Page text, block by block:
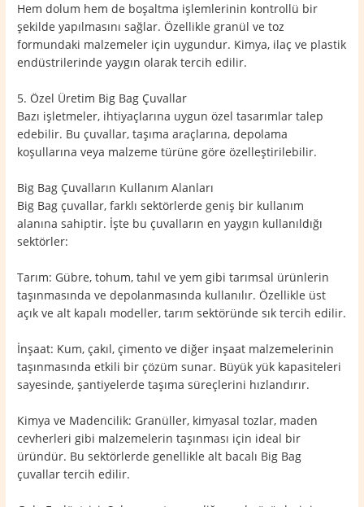
Hem dolum hem de boşaltma işlemlerinin kontrollü bir
şekilde yapılmasını sağlar. Özellikle granül ve toz
formundaki malzemeler için uygundur. Kimya, ilaç ve plastik
endüstrilerinde yaygın olarak tercih edilir.
5. Özel Üretim Big Bag Çuvallar
Bazı işletmeler, ihtiyaçlarına uygun özel tasarımlar talep
edebilir. Bu çuvallar, taşıma araçlarına, depolama
koşullarına veya malzeme türüne göre özelleştirilebilir.
Big Bag Çuvalların Kullanım Alanları
Big Bag çuvallar, farklı sektörlerde geniş bir kullanım
alanına sahiptir. İşte bu çuvalların en yaygın kullanıldığı
sektörler:
Tarım: Gübre, tohum, tahıl ve yem gibi tarımsal ürünlerin
taşınmasında ve depolanmasında kullanılır. Özellikle üst
açık ve alt kapalı modeller, tarım sektöründe sık tercih edilir.
İnşaat: Kum, çakıl, çimento ve diğer inşaat malzemelerinin
taşınmasında etkili bir çözüm sunar. Büyük yük kapasiteleri
sayesinde, şantiyelerde taşıma süreçlerini hızlandırır.
Kimya ve Madencilik: Granüller, kimyasal tozlar, maden
cevherleri gibi malzemelerin taşınması için ideal bir
üründür. Bu sektörlerde genellikle alt bacalı Big Bag
çuvallar tercih edilir.